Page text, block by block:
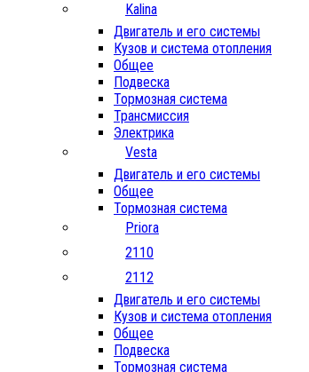
Kalina
Двигатель и его системы
Кузов и система отопления
Общее
Подвеска
Тормозная система
Трансмиссия
Электрика
Vesta
Двигатель и его системы
Общее
Тормозная система
Priora
2110
2112
Двигатель и его системы
Кузов и система отопления
Общее
Подвеска
Тормозная система